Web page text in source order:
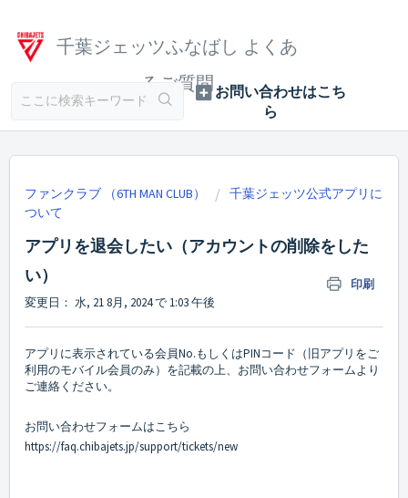
千葉ジェッツふなばし よくあ
るご質問
ファンクラブ （6TH MAN CLUB）
千葉ジェッツ公式アプリに
ついて
アプリを退会したい（アカウントの削除をした
い）
印刷
変更日： 水, 21 8月, 2024 で 1:03 午後
アプリに表示されている会員No.もしくはPINコード（旧アプリをご
利用のモバイル会員のみ）を記載の上、お問い合わせフォームより
ご連絡ください。
お問い合わせフォームはこちら
https://faq.chibajets.jp/support/tickets/new